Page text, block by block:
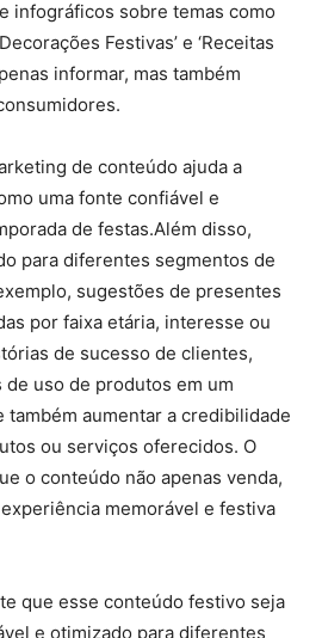
infográficos sobre temas como
Festivas’ e ‘Receitas
informar, mas também
de conteúdo ajuda a
uma fonte confiável e
de festas.Além disso,
para diferentes segmentos de
sugestões de presentes
por faixa etária, interesse ou
de sucesso de clientes,
uso de produtos em um
aumentar a credibilidade
ou serviços oferecidos. O
o conteúdo não apenas venda,
memorável e festiva
que esse conteúdo festivo seja
e otimizado para diferentes